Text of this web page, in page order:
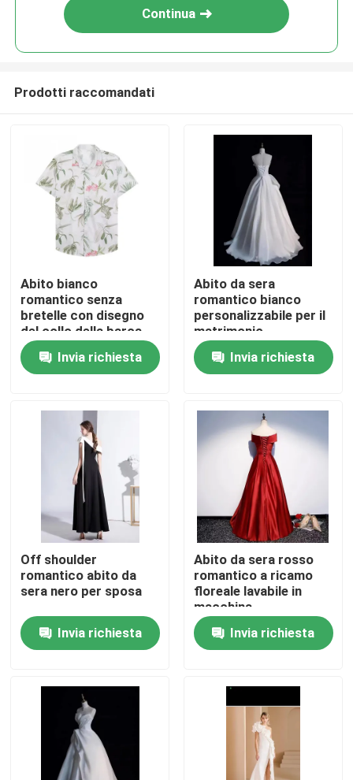
Casa
Prodotti
Circa noi
Giro della fabbrica
Controllo di qualità
Contattici
Abbigliamento moda usato
Abbigliamento per bambini primari
Continua
Prodotti raccomandati
Abito bianco
romantico senza
bretelle con disegno
del collo della barca
Invia richiesta
Abito da sera
romantico bianco
personalizzabile per il
matrimonio
Invia richiesta
Off shoulder
romantico abito da
sera nero per sposa
Invia richiesta
Abito da sera rosso
romantico a ricamo
floreale lavabile in
macchina
Invia richiesta